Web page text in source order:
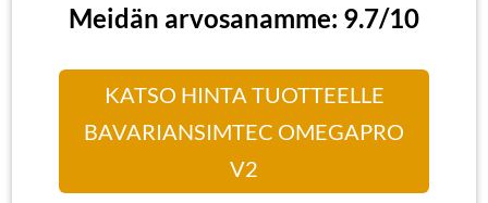
Meidän arvosanamme: 9.7/10
KATSO HINTA TUOTTEELLE
BAVARIANSIMTEC OMEGAPRO
V2